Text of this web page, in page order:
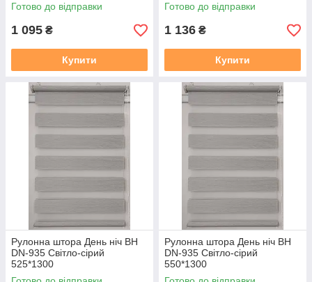
Готово до відправки
1 095 ₴
Купити
Готово до відправки
1 136 ₴
Купити
Рулонна штора День ніч BH
DN-935 Світло-сірий
525*1300
Рулонна штора День ніч BH
DN-935 Світло-сірий
550*1300